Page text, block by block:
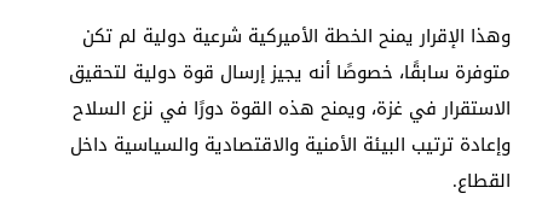
وهذا الإقرار يمنح الخطة الأميركية شرعية دولية لم تكن
متوفرة سابقًا، خصوصًا أنه يجيز إرسال قوة دولية لتحقيق
الاستقرار في غزة، ويمنح هذه القوة دورًا في نزع السلاح
وإعادة ترتيب البيئة الأمنية والاقتصادية والسياسية داخل
القطاع.